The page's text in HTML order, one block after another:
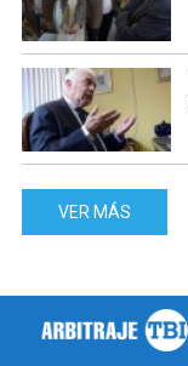
VER MÁS